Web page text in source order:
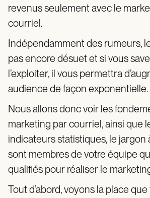
revenus seulement avec le
courriel.
Indépendamment des rumeurs,
pas encore désuet et si vous
l’exploiter, il vous permettra
audience de façon exponentielle.
Nous allons donc voir les
marketing par courriel, ainsi que
indicateurs statistiques, le jargon
sont membres de votre équipe
qualifiés pour réaliser le
Tout d’abord, voyons la place